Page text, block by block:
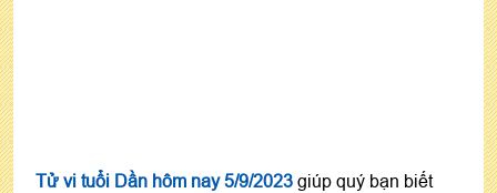
Tử vi tuổi Dần hôm nay 5/9/2023 giúp quý bạn biết